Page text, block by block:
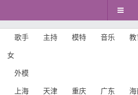
歌手 主持 模特 音乐 教
女
外模
上海 天津 重庆 广东 海